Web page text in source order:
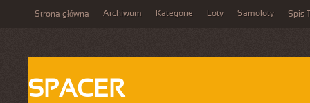
Strona główna Archiwum Kategorie Loty Samoloty Spis
SPACER